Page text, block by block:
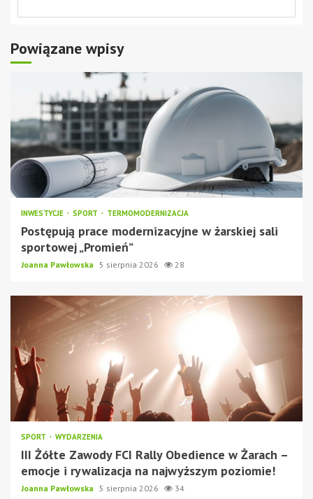
Powiązane wpisy
INWESTYCJE SPORT TERMOMODERNIZACJA
Postępują prace modernizacyjne w żarskiej sali
sportowej „Promień”
Joanna Pawłowska 5 sierpnia 2026 28
SPORT WYDARZENIA
III Żółte Zawody FCI Rally Obedience w Żarach –
emocje i rywalizacja na najwyższym poziomie!
Joanna Pawłowska 5 sierpnia 2026 34